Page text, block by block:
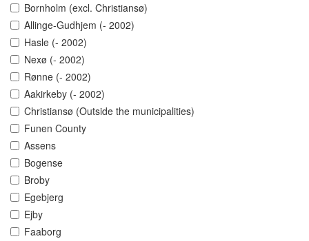
Bornholm (excl. Christiansø)
Allinge-Gudhjem (- 2002)
Hasle (- 2002)
Nexø (- 2002)
Rønne (- 2002)
Aakirkeby (- 2002)
Christiansø (Outside the municipalities)
Funen County
Assens
Bogense
Broby
Egebjerg
Ejby
Faaborg